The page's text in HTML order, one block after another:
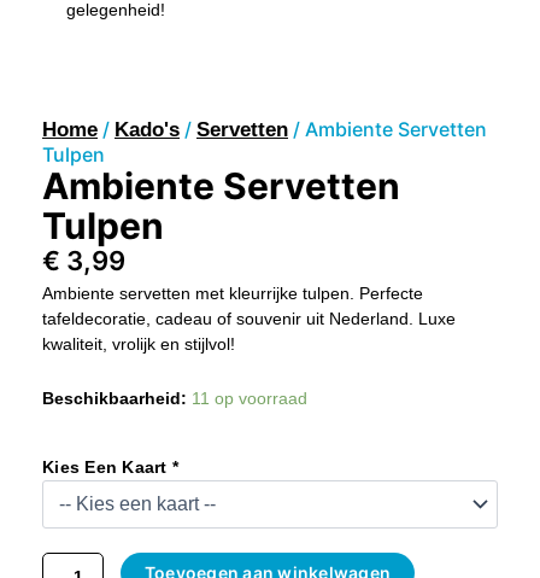
gelegenheid!
Home / Kado's / Servetten / Ambiente Servetten
Tulpen
Ambiente Servetten
Tulpen
€ 3,99
Ambiente servetten met kleurrijke tulpen. Perfecte
tafeldecoratie, cadeau of souvenir uit Nederland. Luxe
kwaliteit, vrolijk en stijlvol!
Beschikbaarheid: 11 op voorraad
Kies Een Kaart *
Aantal
Toevoegen aan winkelwagen